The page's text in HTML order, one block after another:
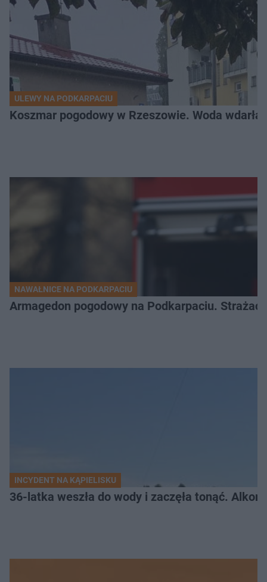
ULEWY NA PODKARPACIU
Koszmar pogodowy w Rzeszowie. Woda
NAWAŁNICE NA PODKARPACIU
Armagedon pogodowy na Podkarpaciu.
INCYDENT NA KĄPIELISKU
36-latka weszła do wody i zaczęła tonąć.